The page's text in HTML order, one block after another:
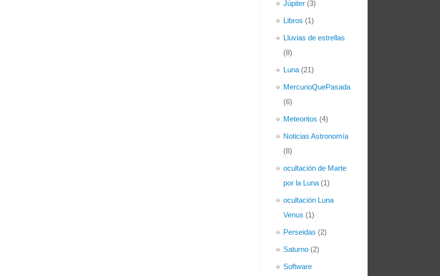
Júpiter (3)
Libros (1)
Lluvias de estrellas
(8)
Luna (21)
MercurioQuePasada
(6)
Meteoritos (4)
Noticias Astronomía
(8)
ocultación de Marte
por la Luna (1)
ocultación Luna
Venus (1)
Perseidas (2)
Saturno (2)
Software